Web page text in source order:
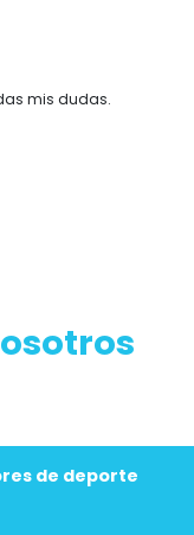
mis dudas.
de deporte